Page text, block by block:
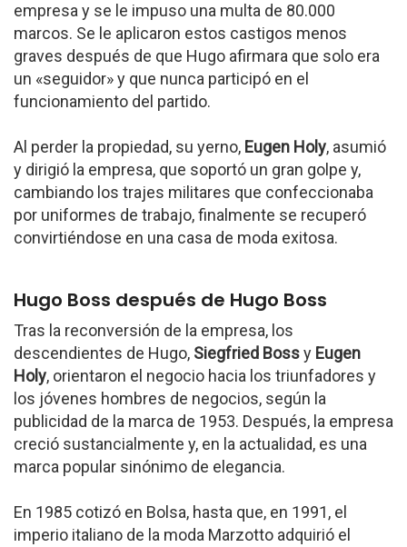
empresa y se le impuso una multa de 80.000
marcos. Se le aplicaron estos castigos menos
graves después de que Hugo afirmara que solo era
un «seguidor» y que nunca participó en el
funcionamiento del partido.
Al perder la propiedad, su yerno, Eugen Holy, asumió
y dirigió la empresa, que soportó un gran golpe y,
cambiando los trajes militares que confeccionaba
por uniformes de trabajo, finalmente se recuperó
convirtiéndose en una casa de moda exitosa.
Hugo Boss después de Hugo Boss
Tras la reconversión de la empresa, los
descendientes de Hugo, Siegfried Bossy Eugen
Holy, orientaron el negocio hacia los triunfadores y
los jóvenes hombres de negocios, según la
publicidad de la marca de 1953. Después, la empresa
creció sustancialmente y, en la actualidad, es una
marca popular sinónimo de elegancia.
En 1985 cotizó en Bolsa, hasta que, en 1991, el
imperio italiano de la moda Marzotto adquirió el